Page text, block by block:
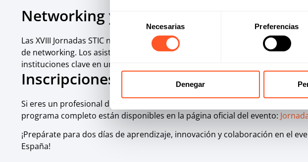
Selección
consentimiento
Necesarias Preferencias
Denegar
Networking y tecnología de vanguardia
Las XVIII Jornadas STIC no solo son un punto de encuentro para compartir
de networking. Los asistentes podrán interactuar con expertos,
instituciones clave en un entorno innovador y dinámico.
Inscripciones y más información
Si eres un profesional del sector o simplemente te apasiona la
programa completo están disponibles en la página oficial del evento:
¡Prepárate para dos días de aprendizaje, innovación y colaboración en el
España!